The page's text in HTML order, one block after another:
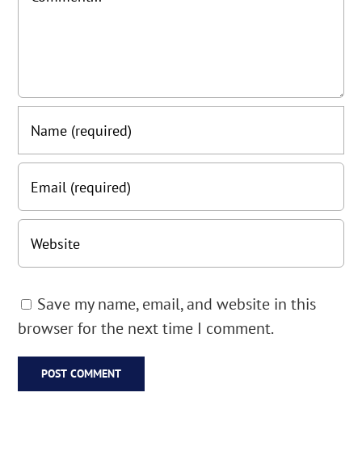
Save my name, email, and website in this
browser for the next time I comment.